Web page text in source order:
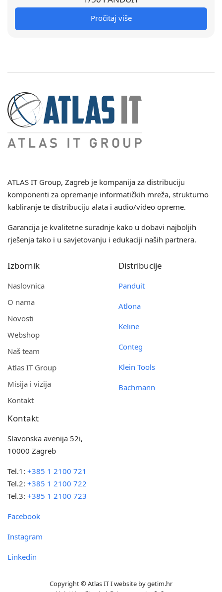
Pročitaj više
ATLAS IT Group, Zagreb je kompanija za distribuciju
komponenti za opremanje informatičkih mreža, strukturno
kabliranje te distribuciju alata i audio/video opreme.
Garancija je kvalitetne suradnje kako u dobavi najboljih
rješenja tako i u savjetovanju i edukaciji naših partnera.
Izbornik
Naslovnica
O nama
Novosti
Webshop
Naš team
Atlas IT Group
Misija i vizija
Kontakt
Distribucije
Panduit
Atlona
Keline
Conteg
Klein Tools
Bachmann
Kontakt
Slavonska avenija 52i,
10000 Zagreb
Tel.1:+385 1 2100 721
Tel.2:+385 1 2100 722
Tel.3:+385 1 2100 723
Facebook
Instagram
Linkedin
Copyright © Atlas IT I website bygetim.hr